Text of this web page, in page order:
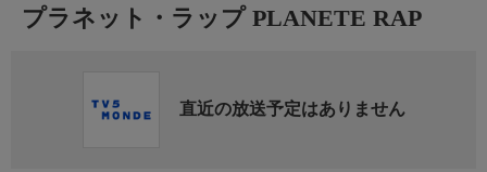
プラネット・ラップ PLANETE RAP
直近の放送予定はありません